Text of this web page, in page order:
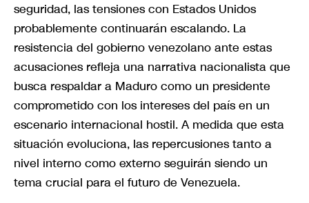
seguridad, las tensiones con Estados Unidos
probablemente continuarán escalando. La
resistencia del gobierno venezolano ante estas
acusaciones refleja una narrativa nacionalista que
busca respaldar a Maduro como un presidente
comprometido con los intereses del país en un
escenario internacional hostil. A medida que esta
situación evoluciona, las repercusiones tanto a
nivel interno como externo seguirán siendo un
tema crucial para el futuro de Venezuela.